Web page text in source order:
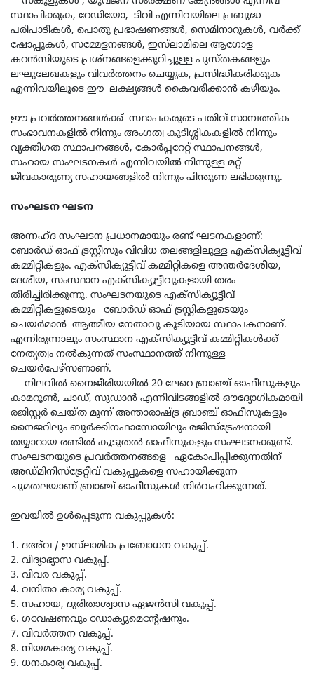
സ്ഥാപിക്കുക, റേഡിയോ, ടിവി എന്നിവയിലെ പ്രബുദ്ധ
പരിപാടികള്‍, പൊതു പ്രഭാഷണങ്ങള്‍, സെമിനാറുകള്‍, വര്‍ക്ക്
ഷോപ്പുകള്‍, സമ്മേളനങ്ങള്‍, ഇസ്‌ലാമിലെ ആഗോള
കറന്‍സിയുടെ പ്രശ്‌നങ്ങളെക്കുറിച്ചുള്ള പുസ്തകങ്ങളും
ലഘുലേഖകളും വിവര്‍ത്തനം ചെയ്യുക, പ്രസിദ്ധീകരിക്കുക
എന്നിവയിലൂടെ ഈ ലക്ഷ്യങ്ങള്‍ കൈവരിക്കാന്‍ കഴിയും.
ഈ പ്രവർത്തനങ്ങള്‍ക്ക് സ്ഥാപകരുടെ പതിവ് സാമ്പത്തിക
സംഭാവനകളിൽ നിന്നും അംഗത്വ കുടിശ്ശികകളിൽ നിന്നും
വ്യക്തിഗത സ്ഥാപനങ്ങള്‍, കോര്‍പ്പറേറ്റ് സ്ഥാപനങ്ങള്‍,
സഹായ സംഘടനകള്‍ എന്നിവയില്‍ നിന്നുള്ള മറ്റ്
ജീവകാരുണ്യ സഹായങ്ങളിൽ നിന്നും പിന്തുണ ലഭിക്കുന്നു.
സംഘടന ഘടന
അന്നഹ്ദ സംഘടന പ്രധാനമായും രണ്ട് ഘടനകളാണ്:
ബോര്‍ഡ് ഓഫ് ട്രസ്റ്റീസും വിവിധ തലങ്ങളിലുള്ള എക്‌സിക്യൂട്ടീവ്
കമ്മിറ്റികളും. എക്‌സിക്യൂട്ടീവ് കമ്മിറ്റികളെ അന്തര്‍ദേശീയ,
ദേശീയ, സംസ്ഥാന എക്‌സിക്യൂട്ടീവുകളായി തരം
തിരിച്ചിരിക്കുന്നു. സംഘടനയുടെ എക്‌സിക്യൂട്ടീവ്
കമ്മിറ്റികളുടെയും ബോര്‍ഡ് ഓഫ് ട്രസ്റ്റികളുടെയും
ചെയര്‍മാൻ ആത്മീയ നേതാവു കൂടിയായ സ്ഥാപകനാണ്.
എന്നിരുന്നാലും സംസ്ഥാന എക്സിക്യൂട്ടീവ് കമ്മിറ്റികൾക്ക്
നേതൃത്വം നൽകുന്നത് സംസ്ഥാനത്ത് നിന്നുള്ള
ചെയർപേഴ്‌സണാണ്.
നിലവില്‍ നൈജീരിയയില്‍ 20 ലേറെ ബ്രാഞ്ച് ഓഫീസുകളും
കാമറൂണ്‍, ചാഡ്, സുഡാന്‍ എന്നിവിടങ്ങളില്‍ ഔദ്യോഗികമായി
രജിസ്റ്റര്‍ ചെയ്ത മൂന്ന് അന്താരാഷ്ട്ര ബ്രാഞ്ച് ഓഫീസുകളും
നൈജറിലും ബുര്‍ക്കിനഫാസോയിലും രജിസ്‌ട്രേഷനായി
തയ്യാറായ രണ്ടില്‍ കൂടുതല്‍ ഓഫീസുകളും സംഘടനക്കുണ്ട്.
സംഘടനയുടെ പ്രവര്‍ത്തനങ്ങളെ ഏകോപിപ്പിക്കുന്നതിന്
അഡ്മിനിസ്‌ട്രേറ്റീവ് വകുപ്പുകളെ സഹായിക്കുന്ന
ചുമതലയാണ് ബ്രാഞ്ച് ഓഫീസുകള്‍ നിര്‍വഹിക്കുന്നത്.
ഇവയില്‍ ഉള്‍പ്പെടുന്ന വകുപ്പുകൾ:
1. ദഅ്‌വ / ഇസ്‌ലാമിക പ്രബോധന വകുപ്പ്.
2. വിദ്യാഭ്യാസ വകുപ്പ്.
3. വിവര വകുപ്പ്.
4. വനിതാ കാര്യ വകുപ്പ്.
5. സഹായ, ദുരിതാശ്വാസ ഏജന്‍സി വകുപ്പ്.
6. ഗവേഷണവും ഡോക്യുമെന്റേഷനും.
7. വിവര്‍ത്തന വകുപ്പ്.
8. നിയമകാര്യ വകുപ്പ്.
9. ധനകാര്യ വകുപ്പ്.